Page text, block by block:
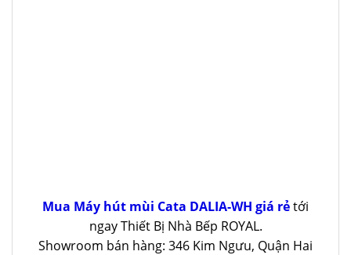
Mua Máy hút mùi Cata DALIA-WH giá rẻtới
ngay Thiết Bị Nhà Bếp ROYAL.
Showroom bán hàng: 346 Kim Ngưu, Quận Hai